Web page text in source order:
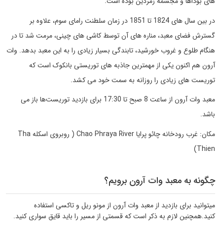
در بین سال های 1824 تا 1851 در زمان سلطنت رامای سوم، علاوه بر
گسترش فضای معبد، مناره های آن توسط کاشی های چینی، مرمت شد تا در
هنگام طلوع و غروب خورشید، تابندگی بسیار زیادی را به این معبد بدهد. وات
آرون هم اکنون یکی از مهمترین جاذبه های توریستی بانکوک است که
توریست های زیادی را روزانه به سمت خود می کشد.
معبد وات آرون از ساعت 8 صبح تا 17:30 برای بازدید توریست‌ها باز می
باشد.
مکان: غرب رودخانه چائو پرایا Chao Phraya River ( روبروی اسکله Tha
Thien)
چگونه به معبد وات آرون برویم؟
میتوانید برای بازدید از معبد وات آرون از مونو ریل و تاکسی استفاده
کنید.همچنین لازم به ذکر است که قسمتی از مسیر را باید قایق سواری کنید.